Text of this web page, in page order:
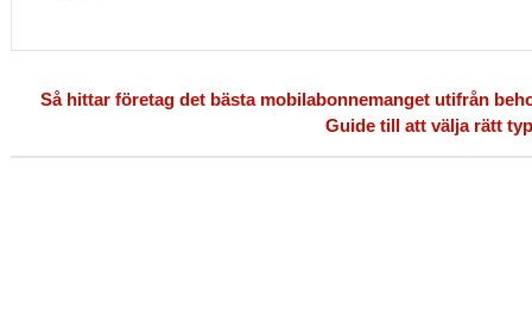
Så hittar företag det bästa mobilabonnemanget utifrån
Guide till att välja rätt